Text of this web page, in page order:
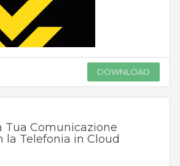
DOWNLOAD
Tua Comunicazione
la Telefonia in Cloud